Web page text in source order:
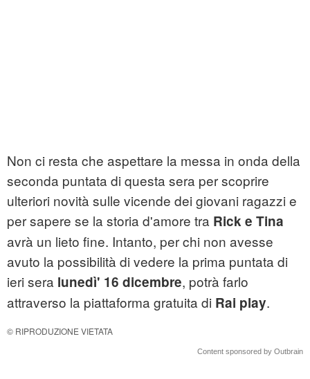
Non ci resta che aspettare la messa in onda della
seconda puntata di questa sera per scoprire
ulteriori novità sulle vicende dei giovani ragazzi e
per sapere se la storia d'amore tra Rick e Tina
avrà un lieto fine. Intanto, per chi non avesse
avuto la possibilità di vedere la prima puntata di
ieri sera lunedì' 16 dicembre, potrà farlo
attraverso la piattaforma gratuita di Rai play.
© RIPRODUZIONE VIETATA
Content sponsored by Outbrain